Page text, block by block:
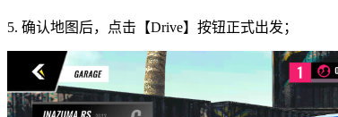
5. 确认地图后，点击【Drive】按钮正式出发；